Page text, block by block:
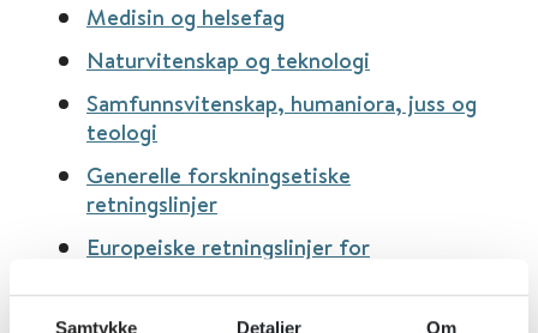
Samtykke Detaljer Om
Medisin og helsefag
Naturvitenskap og teknologi
Samfunnsvitenskap, humaniora, juss og
teologi
Generelle forskningsetiske
retningslinjer
Europeiske retningslinjer for